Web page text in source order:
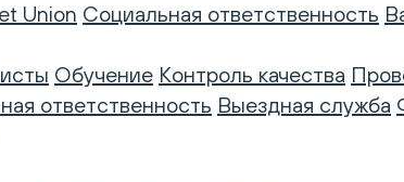
Union Социальная ответственность
Обучение Контроль качества
ответственность Выездная служба